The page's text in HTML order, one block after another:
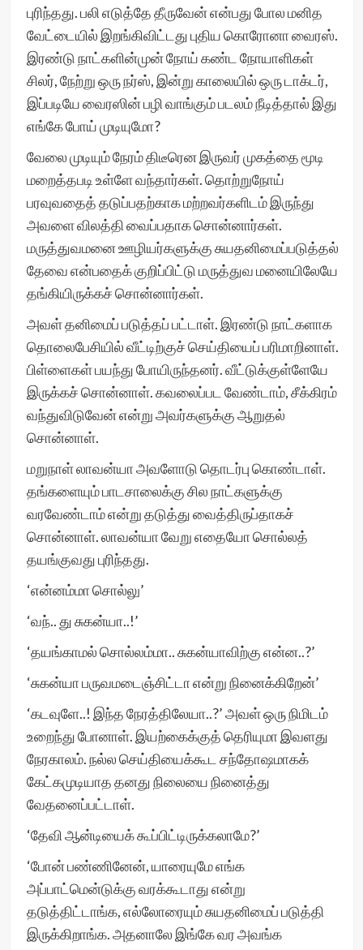
புரிந்தது. பலி எடுத்தே தீருவேன் என்பது போல மனித
வேட்டையில் இறங்கிவிட்டது புதிய கொரோனா வைரஸ்.
இரண்டு நாட்களின்முன் நோய் கண்ட நோயாளிகள்
சிலர், நேற்று ஒரு நர்ஸ், இன்று காலையில் ஒரு டாக்டர்,
இப்படியே வைரஸின் பழி வாங்கும் படலம் நீடித்தால் இது
எங்கே போய் முடியுமோ?
வேலை முடியும் நேரம் திடீரென இருவர் முகத்தை மூடி
மறைத்தபடி உள்ளே வந்தார்கள். தொற்றுநோய்
பரவுவதைத் தடுப்பதற்காக மற்றவர்களிடம் இருந்து
அவளை விலத்தி வைப்பதாக சொன்னார்கள்.
மருத்துவமனை ஊழியர்களுக்கு சுயதனிமைப்படுத்தல்
தேவை என்பதைக் குறிப்பிட்டு மருத்துவ மனையிலேயே
தங்கியிருக்கச் சொன்னார்கள்.
அவள் தனிமைப் படுத்தப் பட்டாள். இரண்டு நாட்களாக
தொலைபேசியில் வீட்டிற்குச் செய்தியைப் பரிமாறினாள்.
பிள்ளைகள் பயந்து போயிருந்தனர். வீட்டுக்குள்ளேயே
இருக்கச் சொன்னாள். கவலைப்பட வேண்டாம், சீக்கிரம்
வந்துவிடுவேன் என்று அவர்களுக்கு ஆறுதல்
சொன்னாள்.
மறுநாள் லாவன்யா அவளோடு தொடர்பு கொண்டாள்.
தங்களையும் பாடசாலைக்கு சில நாட்களுக்கு
வரவேண்டாம் என்று தடுத்து வைத்திருப்தாகச்
சொன்னாள். லாவன்யா வேறு எதையோ சொல்லத்
தயங்குவது புரிந்தது.
‘என்னம்மா சொல்லு’
‘வந்.. து சுகன்யா..!’
‘தயங்காமல் சொல்லம்மா.. சுகன்யாவிற்கு என்ன..?’
‘சுகன்யா பருவமடைஞ்சிட்டா என்று நினைக்கிறேன்’
‘கடவுளே..! இந்த நேரத்திலேயா..?’ அவள் ஒரு நிமிடம்
உறைந்து போனாள். இயற்கைக்குத் தெரியுமா இவளது
நேரகாலம். நல்ல செய்தியைக்கூட சந்தோஷமாகக்
கேட்கமுடியாத தனது நிலையை நினைத்து
வேதனைப்பட்டாள்.
‘தேவி ஆன்டியைக் கூப்பிட்டிருக்கலாமே?’
‘போன் பண்ணினேன், யாரையுமே எங்க
அப்பாட்மென்டுக்கு வரக்கூடாது என்று
தடுத்திட்டாங்க, எல்லோரையும் சுயதனிமைப் படுத்தி
இருக்கிறாங்க. அதனாலே இங்கே வர அவங்க